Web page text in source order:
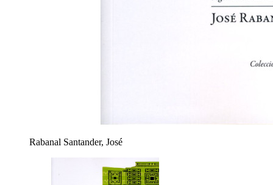
Rabanal Santander, José